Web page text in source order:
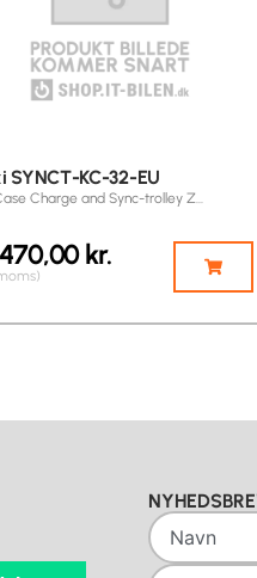
SYNCT-KC-32-EU
Charge and Sync-trolley Z…
kr.